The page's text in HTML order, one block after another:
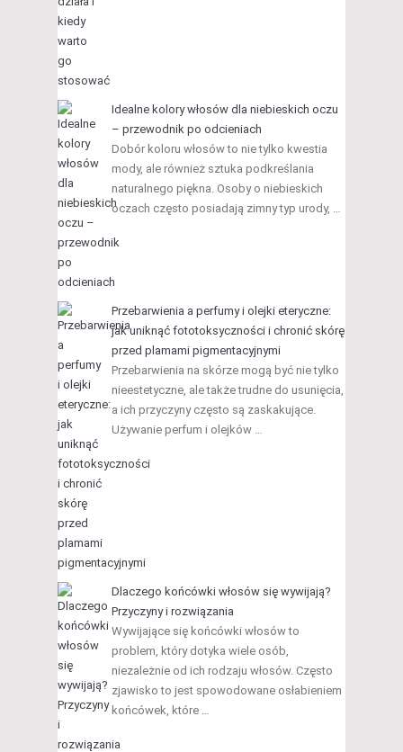
Idealne kolory włosów dla niebieskich oczu
– przewodnik po odcieniach
Dobór koloru włosów to nie tylko kwestia
mody, ale również sztuka podkreślania
naturalnego piękna. Osoby o niebieskich
oczach często posiadają zimny typ urody, …
Przebarwienia a perfumy i olejki eteryczne:
jak uniknąć fototoksyczności i chronić skórę
przed plamami pigmentacyjnymi
Przebarwienia na skórze mogą być nie tylko
nieestetyczne, ale także trudne do usunięcia,
a ich przyczyny często są zaskakujące.
Używanie perfum i olejków …
Dlaczego końcówki włosów się wywijają?
Przyczyny i rozwiązania
Wywijające się końcówki włosów to
problem, który dotyka wiele osób,
niezależnie od ich rodzaju włosów. Często
zjawisko to jest spowodowane osłabieniem
końcówek, które …